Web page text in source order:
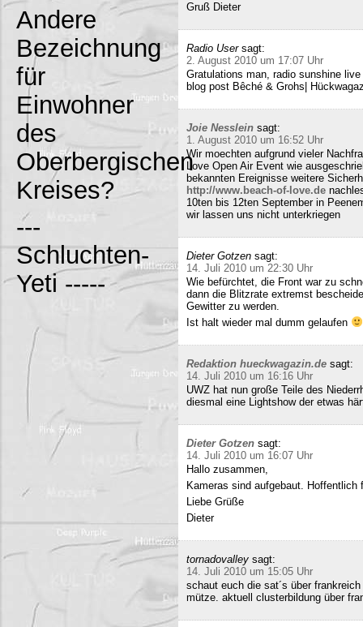
Andere
Bezeichnung
für
Einwohner
des
Oberbergischen
Kreises?
---
Schluchten-
Yeti -----
Gruß Dieter
Radio User sagt:
2. August 2010 um 17:07 Uhr
Gratulations man, radio sunshine
blog post Bêché & Grohs|
Joie Nesslein sagt:
1. August 2010 um 16:52 Uhr
Wir moechten aufgrund vieler
Love Open Air Event wie
bekannten Ereignisse weitere
http://www.beach-of-love.de
10ten bis 12ten September in
wir lassen uns nicht unterkriegen
Dieter Gotzen sagt:
14. Juli 2010 um 22:30 Uhr
Wie befürchtet, die Front war zu
dann die Blitzrate extremst
Gewitter zu werden.
Ist halt wieder mal dumm gelaufen
Redaktion hueckwagazin.de sagt:
14. Juli 2010 um 16:16 Uhr
UWZ hat nun große Teile des
diesmal eine Lightshow der etwas
Dieter Gotzen sagt:
14. Juli 2010 um 16:07 Uhr
Hallo zusammen,
Kameras sind aufgebaut.
Liebe Grüße
Dieter
tornadovalley sagt:
14. Juli 2010 um 15:05 Uhr
schaut euch die sat´s über
mütze. aktuell clusterbildung über